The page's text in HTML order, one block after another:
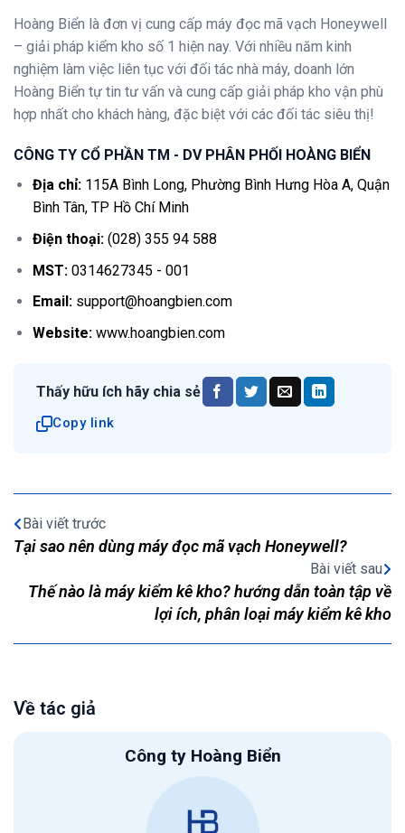
Hoàng Biển là đơn vị cung cấp máy đọc mã vạch Honeywell
– giải pháp kiểm kho số 1 hiện nay. Với nhiều năm kinh
nghiệm làm việc liên tục với đối tác nhà máy, doanh lớn
Hoàng Biển tự tin tư vấn và cung cấp giải pháp kho vận phù
hợp nhất cho khách hàng, đặc biệt với các đối tác siêu thị!
CÔNG TY CỔ PHẦN TM - DV PHÂN PHỐI HOÀNG BIỂN
Địa chỉ:115A Bình Long, Phường Bình Hưng Hòa A, Quận
Bình Tân, TP Hồ Chí Minh
Điện thoại:(028) 355 94 588
MST:0314627345 - 001
Email:support@hoangbien.com
Website: www.hoangbien.com
Thấy hữu ích hãy chia sẻ
Copy link
Bài viết trước
Tại sao nên dùng máy đọc mã vạch Honeywell?
Bài viết sau
Thế nào là máy kiểm kê kho? hướng dẫn toàn tập về
lợi ích, phân loại máy kiểm kê kho
Về tác giả
Công ty Hoàng Biển